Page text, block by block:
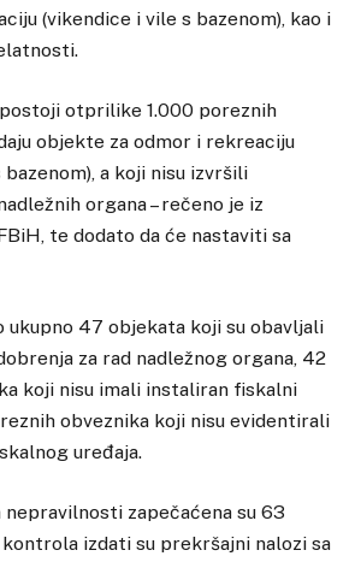
(vikendice i vile s bazenom), kao i
otprilike 1.000 poreznih
objekte za odmor i rekreaciju
a koji nisu izvršili
organa – rečeno je iz
te dodato da će nastaviti sa
ukupno 47 objekata koji su obavljali
za rad nadležnog organa, 42
koji nisu imali instaliran fiskalni
obveznika koji nisu evidentirali
uređaja.
zapečaćena su 63
kontrola izdati su prekršajni nalozi sa